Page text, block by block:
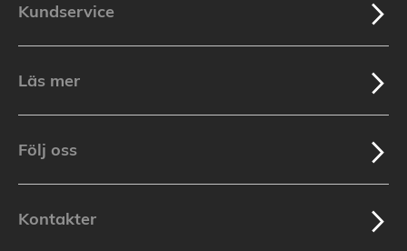
Kundservice
Läs mer
Följ oss
Kontakter